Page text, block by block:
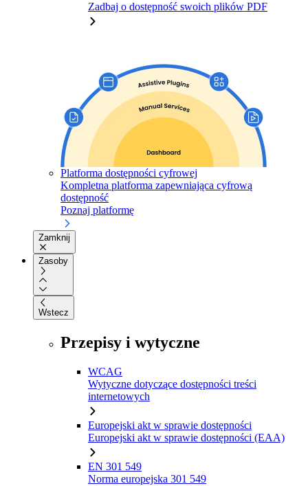
Zadbaj o dostępność swoich plików PDF
Platforma dostępności cyfrowej
Kompletna platforma zapewniająca cyfrową
dostępność
Poznaj platformę
Zamknij
Zasoby
Wstecz
Przepisy i wytyczne
WCAG
Wytyczne dotyczące dostępności treści
internetowych
Europejski akt w sprawie dostępności
Europejski akt w sprawie dostępności (EAA)
EN 301 549
Norma europejska 301 549